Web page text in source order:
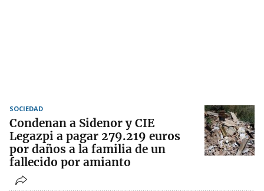
SOCIEDAD
Condenan a Sidenor y CIE
Legazpi a pagar 279.219 euros
por daños a la familia de un
fallecido por amianto